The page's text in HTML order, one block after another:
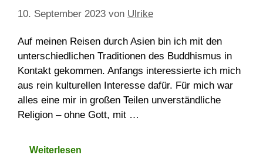
10. September 2023 von Ulrike
Auf meinen Reisen durch Asien bin ich mit den
unterschiedlichen Traditionen des Buddhismus in
Kontakt gekommen. Anfangs interessierte ich mich
aus rein kulturellen Interesse dafür. Für mich war
alles eine mir in großen Teilen unverständliche
Religion – ohne Gott, mit …
Weiterlesen